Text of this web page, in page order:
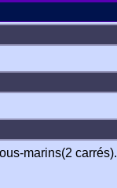
marins(2 carrés).